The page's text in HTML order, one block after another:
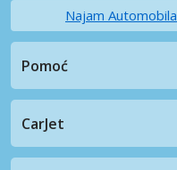
Najam Automobila
Pomoć
CarJet